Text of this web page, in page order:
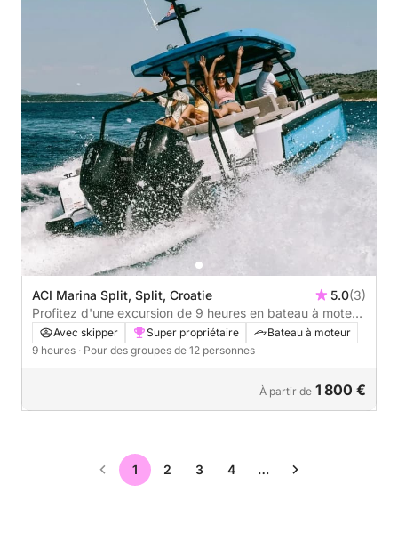
ACI Marina Split, Split, Croatie 5.0(3)
Profitez d'une excursion de 9 heures en bateau à moteur
pour explorer Split.
Avec skipper Super propriétaire
Bateau à moteur
9 heures · Pour des groupes de 12 personnes
À partir de 1 800 €
1 2 3 4 …